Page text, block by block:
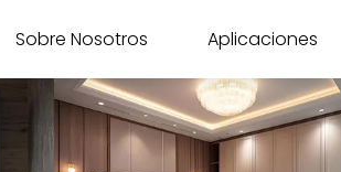
Sobre Nosotros Aplicaciones